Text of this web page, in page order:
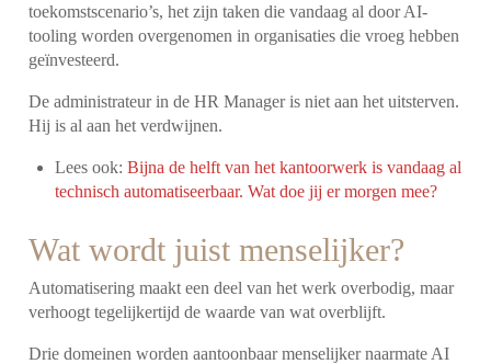
toekomstscenario’s, het zijn taken die vandaag al door AI-
tooling worden overgenomen in organisaties die vroeg hebben
geïnvesteerd.
De administrateur in de HR Manager is niet aan het uitsterven.
Hij is al aan het verdwijnen.
Lees ook:Bijna de helft van het kantoorwerk is vandaag al
technisch automatiseerbaar. Wat doe jij er morgen mee?
Wat wordt juist menselijker?
Automatisering maakt een deel van het werk overbodig, maar
verhoogt tegelijkertijd de waarde van wat overblijft.
Drie domeinen worden aantoonbaar menselijker naarmate AI